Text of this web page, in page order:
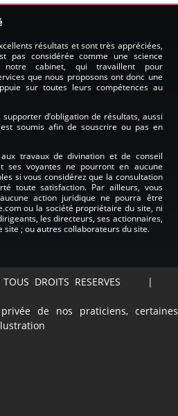
résultats et sont très appréciées,
pas considérée comme une science
cabinet, qui travaillent pour
que nous proposons ont donc une
sur toutes leurs compétences au
d’obligation de résultats, aussi
soumis afin de souscrire ou pas en
travaux de divination et de conseil
ses voyantes ne pourront en aucune
si vous considérez que la consultation
toute satisfaction. Par ailleurs, vous
action juridique ne pourra être
ou la société propriétaire du site, ni
les directeurs, ses actionnaires,
; ou autres collaborateurs du site.
TOUS DROITS RESERVES |
de nos praticiens, certaines